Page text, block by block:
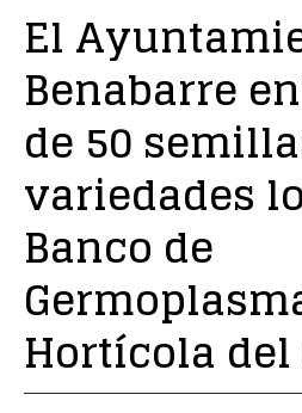
El
Benabarre
de 50
variedades
Banco de
Hortícola del